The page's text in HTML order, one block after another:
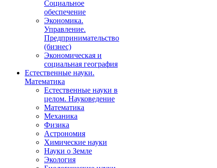
Социальное
обеспечение
Экономика.
Управление.
Предпринимательство
(бизнес)
Экономическая и
социальная география
Естественные науки.
Математика
Естественные науки в
целом. Науковедение
Математика
Механика
Физика
Астрономия
Химические науки
Науки о Земле
Экология